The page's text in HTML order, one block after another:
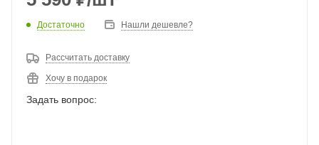
Достаточно Нашли дешевле?
Рассчитать доставку
Хочу в подарок
Задать вопрос: